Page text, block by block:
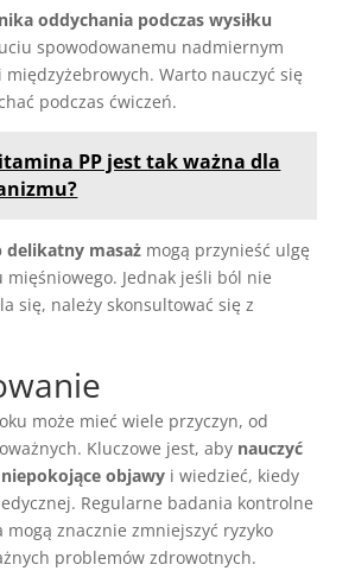
oddychania podczas wysiłku
spowodowanemu nadmiernym
Warto nauczyć się
podczas ćwiczeń.
PP jest tak ważna dla
delikatny masaż mogą przynieść ulgę
Jednak jeśli ból nie
się, należy skonsultować się z
może mieć wiele przyczyn, od
Kluczowe jest, aby nauczyć
objawy i wiedzieć, kiedy
Regularne badania kontrolne
mogą znacznie zmniejszyć ryzyko
problemów zdrowotnych.